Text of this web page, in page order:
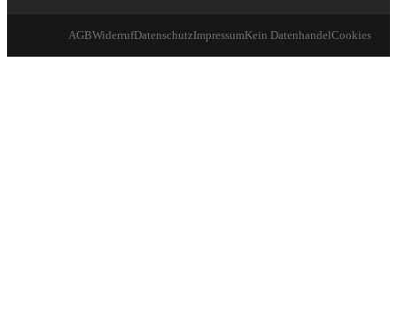
AGBWiderrufDatenschutzImpressumKein DatenhandelCookies